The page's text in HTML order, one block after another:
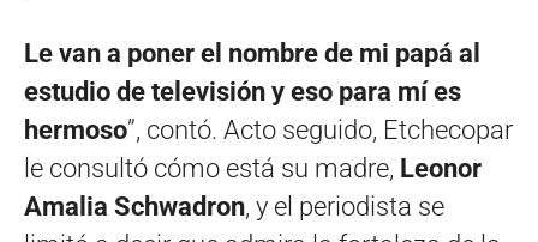
Le van a poner el nombre de mi papá al
estudio de televisión y eso para mí es
hermoso”, contó. Acto seguido, Etchecopar
le consultó cómo está su madre, Leonor
Amalia Schwadron, y el periodista se